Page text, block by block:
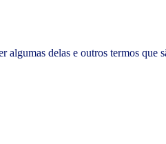
delas e outros termos que